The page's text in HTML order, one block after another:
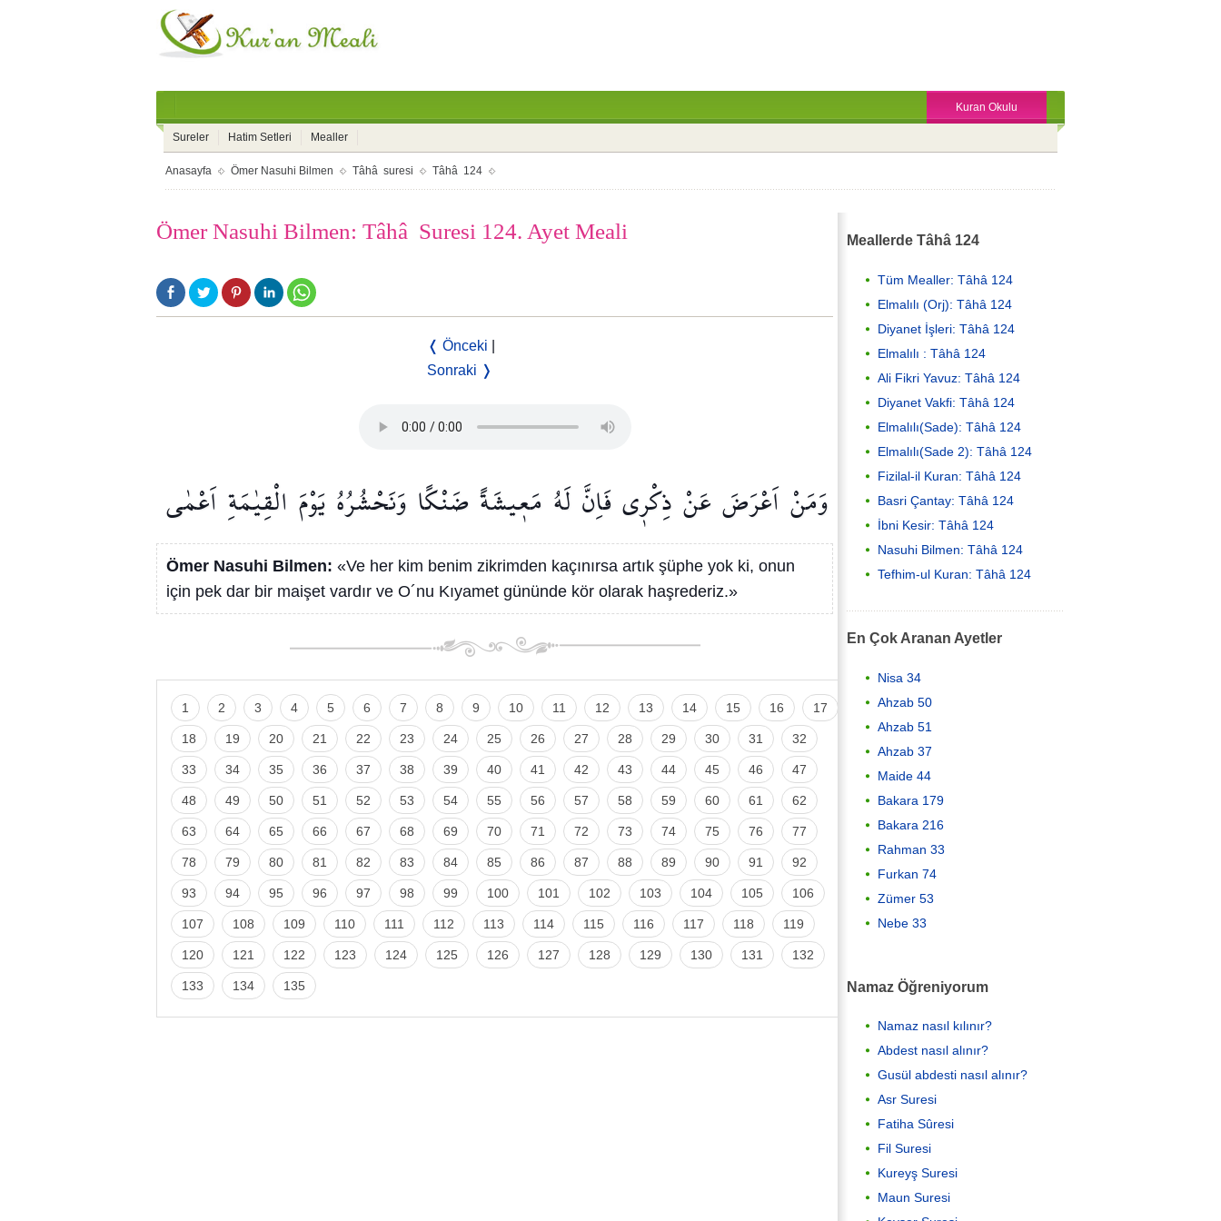
Kuran Okulu
Sureler Hatim Setleri Mealler
Anasayfa Ömer Nasuhi Bilmen Tâhâ suresi Tâhâ 124
Ömer Nasuhi Bilmen: Tâhâ Suresi 124. Ayet Meali
❬ Önceki
Sonraki ❭
وَمَنْاَعْرَضَ عَنْ ذِكْر۪يفَاِنَّلَهُ مَع۪يشَةًضَنْكًا وَنَحْشُرُهُ يَوْمَ الْقِيٰمَةِاَعْمٰى
Ömer Nasuhi Bilmen: «Ve her kim benim zikrimden kaçınırsa artık şüphe yok ki, onun
için pek dar bir maişet vardır ve O´nu Kıyamet gününde kör olarak haşrederiz.»
1 2 3 4 5 6 7 8 9 10 11 12 13 14 15 16 17
18 19 20 21 22 23 24 25 26 27 28 29 30 31 32
33 34 35 36 37 38 39 40 41 42 43 44 45 46 47
48 49 50 51 52 53 54 55 56 57 58 59 60 61 62
63 64 65 66 67 68 69 70 71 72 73 74 75 76 77
78 79 80 81 82 83 84 85 86 87 88 89 90 91 92
93 94 95 96 97 98 99 100 101 102 103 104 105 106
107 108 109 110 111 112 113 114 115 116 117 118 119
120 121 122 123 124 125 126 127 128 129 130 131 132
133 134 135
Meallerde Tâhâ 124
Tüm Mealler: Tâhâ 124
Elmalılı (Orj): Tâhâ 124
Diyanet İşleri: Tâhâ 124
Elmalılı : Tâhâ 124
Ali Fikri Yavuz: Tâhâ 124
Diyanet Vakfi: Tâhâ 124
Elmalılı(Sade): Tâhâ 124
Elmalılı(Sade 2): Tâhâ 124
Fizilal-il Kuran: Tâhâ 124
Basri Çantay: Tâhâ 124
İbni Kesir: Tâhâ 124
Nasuhi Bilmen: Tâhâ 124
Tefhim-ul Kuran: Tâhâ 124
En Çok Aranan Ayetler
Nisa 34
Ahzab 50
Ahzab 51
Ahzab 37
Maide 44
Bakara 179
Bakara 216
Rahman 33
Furkan 74
Zümer 53
Nebe 33
Namaz Öğreniyorum
Namaz nasıl kılınır?
Abdest nasıl alınır?
Gusül abdesti nasıl alınır?
Asr Suresi
Fatiha Sûresi
Fil Suresi
Kureyş Suresi
Maun Suresi